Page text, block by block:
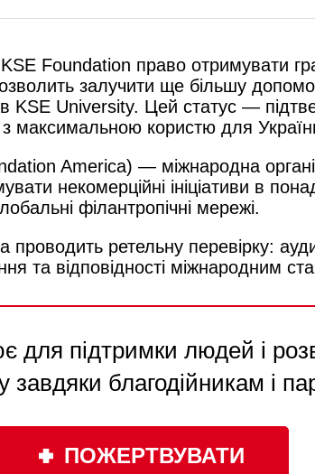
Foundation право отримувати
залучити ще більшу
KSE University. Цей статус —
максимальною користю для
America) — міжнародна
некомерційні ініціативи в
філантропічні мережі.
ретельну перевірку:
та відповідності міжнародним
підтримки людей і
завдяки благодійникам і
ПОЖЕРТВУВАТИ